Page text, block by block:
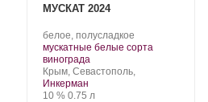
МУСКАТ 2024
Производитель:
Инкерман.
белое, полусладкое
Сорт
мускатные белые сорта
винограда
Регион:
Крым, Севастополь,
Инкерман
Крепость
10 %. Объем
0.75 л